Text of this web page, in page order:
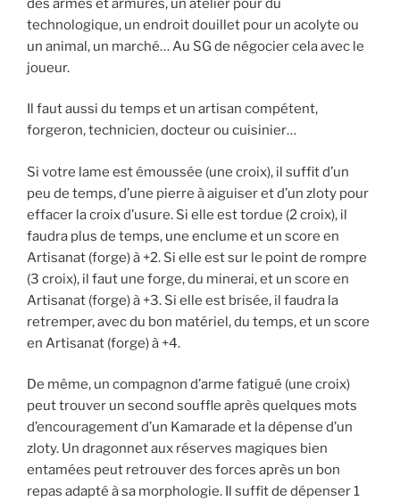
des armes et armures, un atelier pour du
technologique, un endroit douillet pour un acolyte ou
un animal, un marché… Au SG de négocier cela avec le
joueur.
Il faut aussi du temps et un artisan compétent,
forgeron, technicien, docteur ou cuisinier…
Si votre lame est émoussée (une croix), il suffit d’un
peu de temps, d’une pierre à aiguiser et d’un zloty pour
effacer la croix d’usure. Si elle est tordue (2 croix), il
faudra plus de temps, une enclume et un score en
Artisanat (forge) à +2. Si elle est sur le point de rompre
(3 croix), il faut une forge, du minerai, et un score en
Artisanat (forge) à +3. Si elle est brisée, il faudra la
retremper, avec du bon matériel, du temps, et un score
en Artisanat (forge) à +4.
De même, un compagnon d’arme fatigué (une croix)
peut trouver un second souffle après quelques mots
d’encouragement d’un Kamarade et la dépense d’un
zloty. Un dragonnet aux réserves magiques bien
entamées peut retrouver des forces après un bon
repas adapté à sa morphologie. Il suffit de dépenser 1